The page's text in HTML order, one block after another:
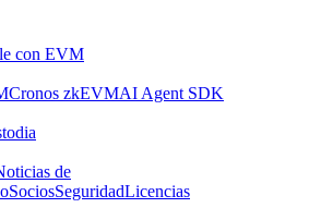
con EVM
Cronos zkEVMAI Agent SDK
de
SociosSeguridadLicencias